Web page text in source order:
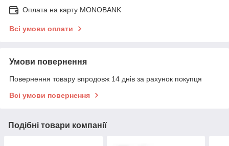
Оплата на карту MONOBANK
Всі умови оплати
Умови повернення
Повернення товару впродовж 14 днів за рахунок покупця
Всі умови повернення
Подібні товари компанії